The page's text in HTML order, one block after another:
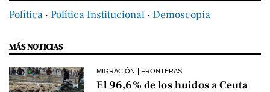
Política ‧ Política Institucional ‧ Demoscopia
MÁS NOTICIAS
MIGRACIÓN FRONTERAS
El 96,6% de los huidos a Ceuta